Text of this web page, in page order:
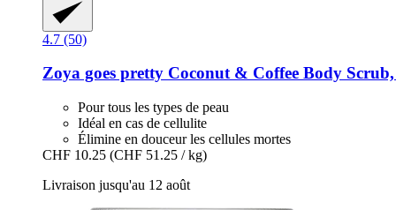
4.7 (50)
Zoya goes pretty Coconut & Coffee Body
Pour tous les types de peau
Idéal en cas de cellulite
Élimine en douceur les cellules mortes
CHF 10.25 (CHF 51.25 / kg)
Livraison jusqu'au 12 août